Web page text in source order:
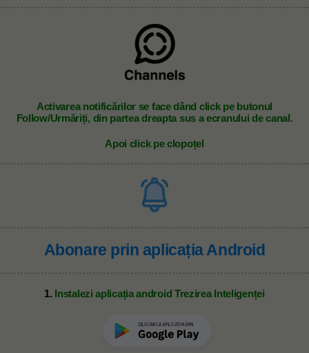
Activarea notificărilor se face dând click pe butonul
Follow/Urmăriți, din partea dreapta sus a ecranului de canal.
Apoi click pe clopoțel
Abonare prin aplicația Android
1. Instalezi aplicația android Trezirea Inteligenței